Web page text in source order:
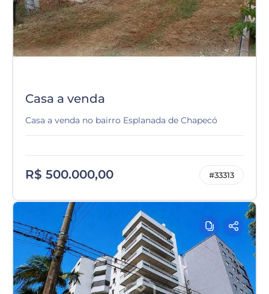
Casa a venda
Casa a venda no bairro Esplanada de Chapecó
R$ 500.000,00 #33313